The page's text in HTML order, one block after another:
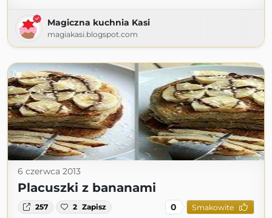
Magiczna kuchnia Kasi
magiakasi.blogspot.com
6 czerwca 2013
Placuszki z bananami
257 2 Zapisz 0 Smakowite